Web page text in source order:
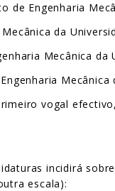
Engenharia
da
Mecânica da
vogal
incidirá
escala):